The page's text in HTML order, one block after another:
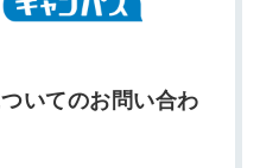
いてのお問い合わ